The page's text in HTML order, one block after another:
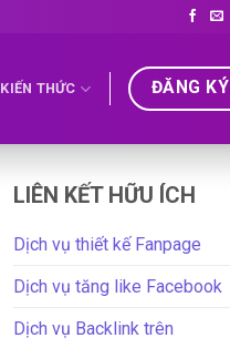
KIẾN THỨC ĐĂNG KÝ
LIÊN KẾT HỮU ÍCH
Dịch vụ thiết kế Fanpage
Dịch vụ tăng like Facebook
Dịch vụ Backlink trên